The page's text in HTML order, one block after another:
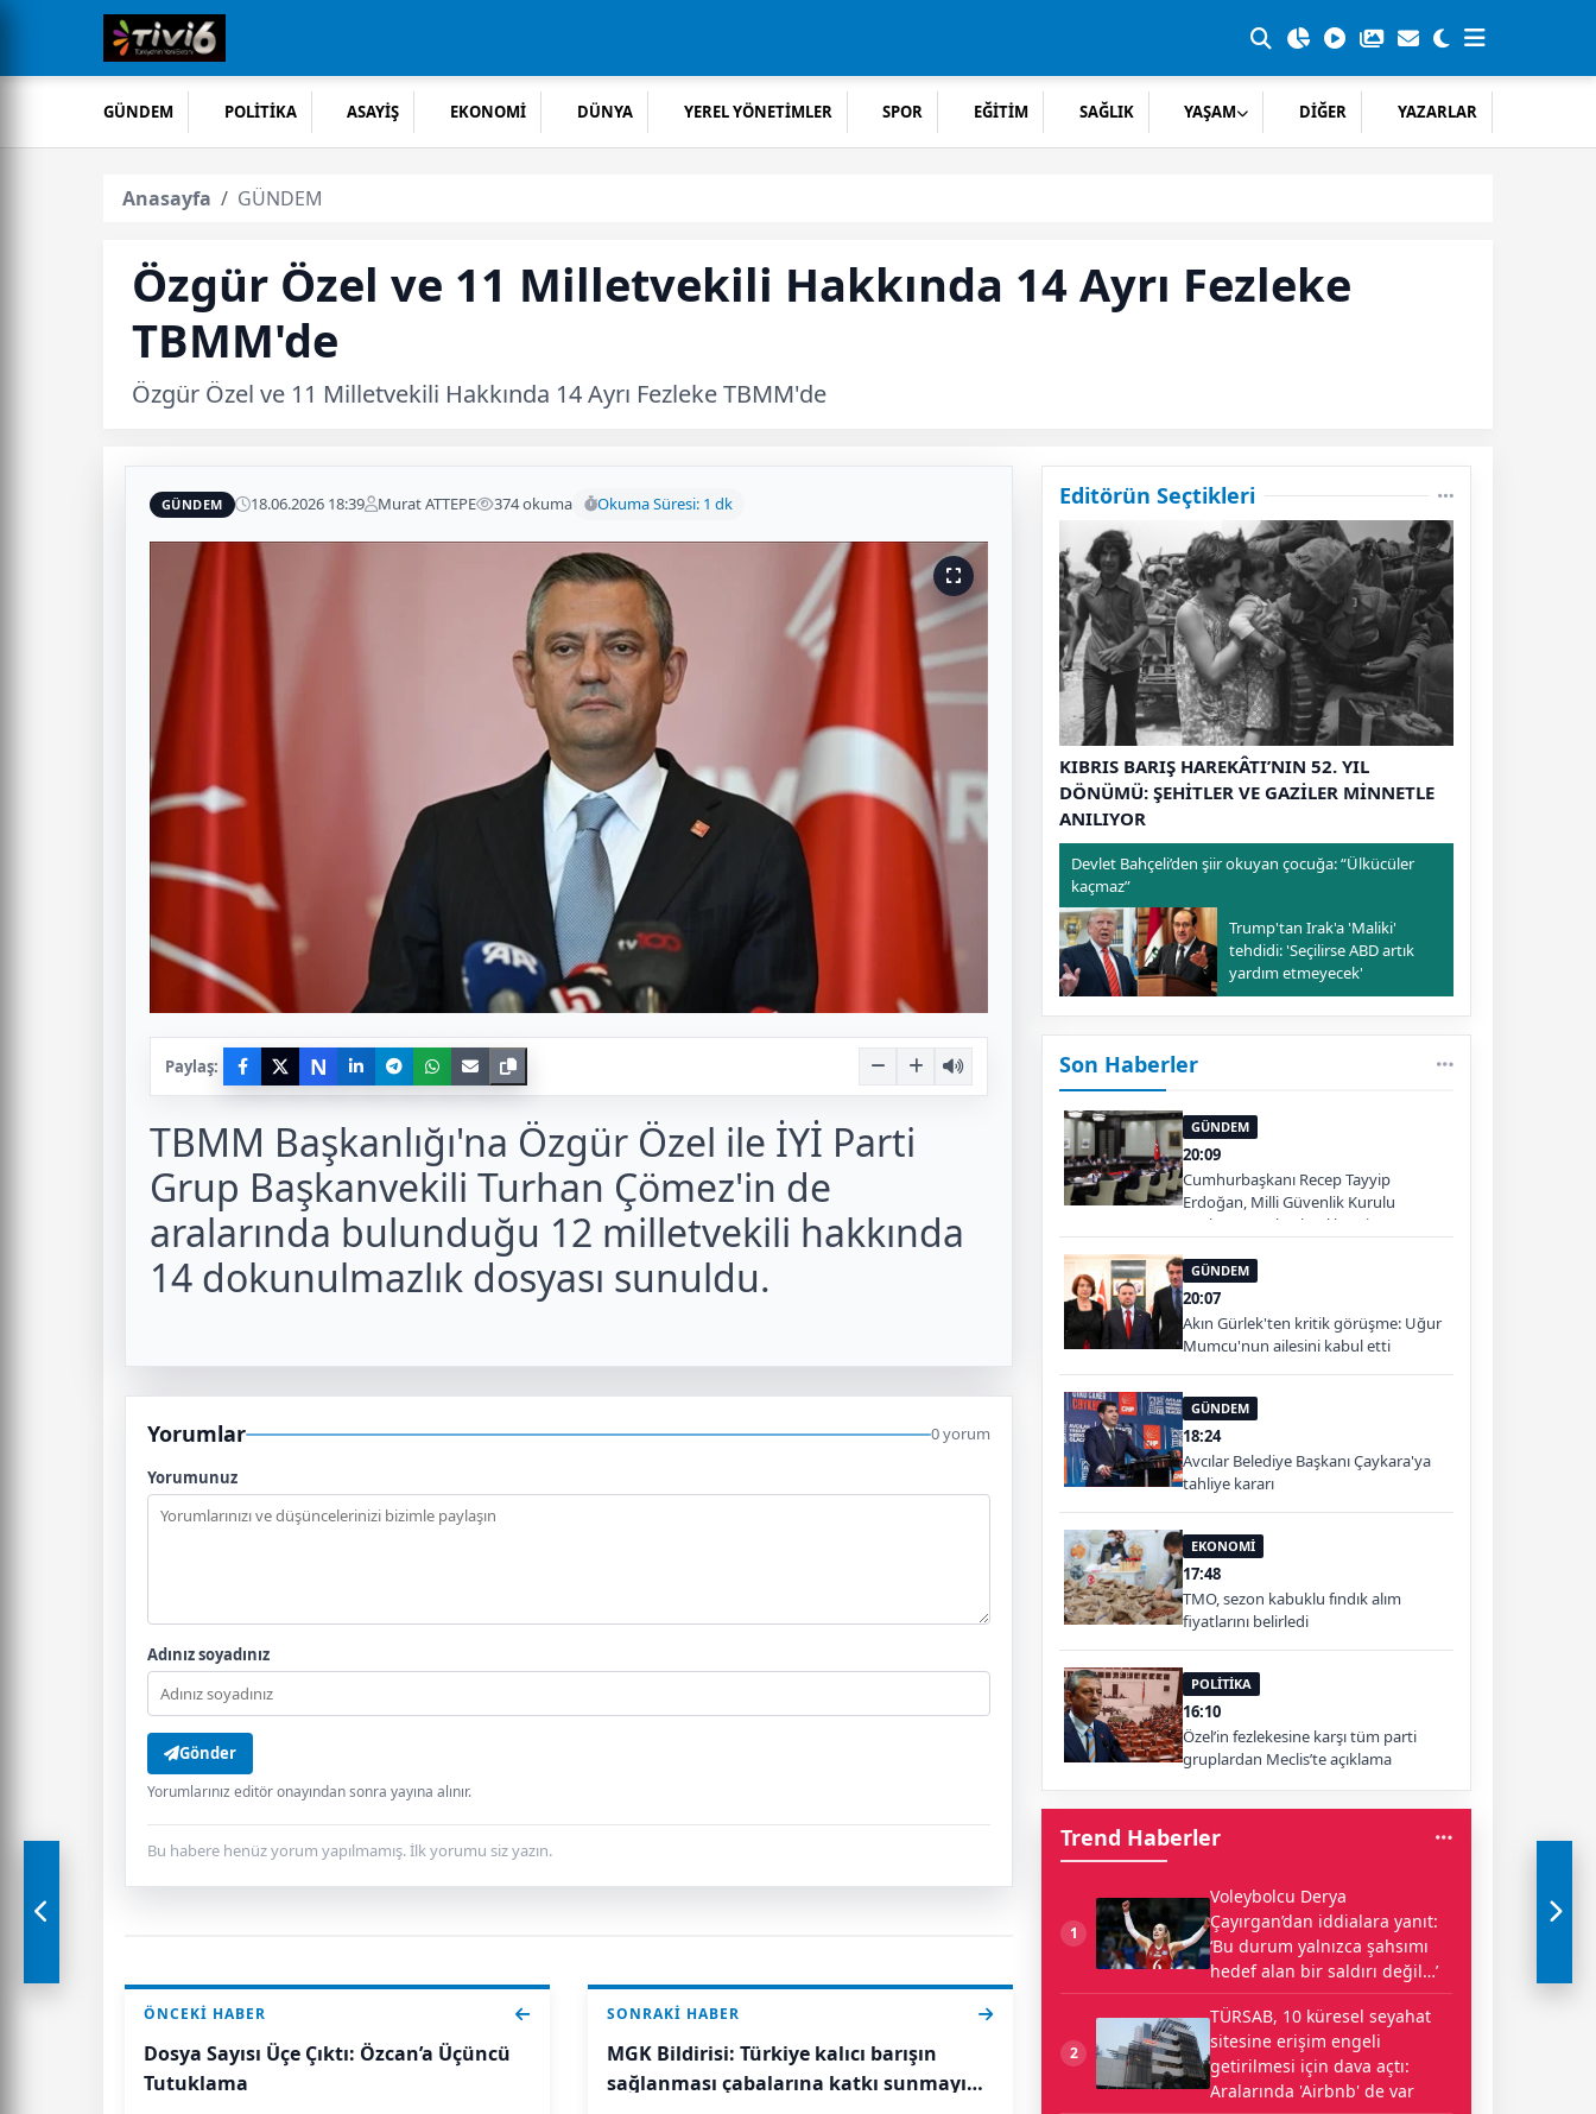
GÜNDEM POLİTİKA ASAYİŞ EKONOMİ DÜNYA YEREL YÖNETİMLER SPOR EĞİTİM SAĞLIK YAŞAM DİĞER YAZARLAR
Anasayfa GÜNDEM
Özgür Özel ve 11 Milletvekili Hakkında 14 Ayrı Fezleke
TBMM'de
Özgür Özel ve 11 Milletvekili Hakkında 14 Ayrı Fezleke TBMM'de
GÜNDEM 18.06.2026 18:39 Murat ATTEPE 374 okuma Okuma Süresi: 1 dk
Paylaş: N
TBMM Başkanlığı'na Özgür Özel ile İYİ Parti
Grup Başkanvekili Turhan Çömez'in de
aralarında bulunduğu 12 milletvekili hakkında
14 dokunulmazlık dosyası sunuldu.
Yorumlar 0 yorum
Yorumunuz
Adınız soyadınız
Gönder
Yorumlarınız editör onayından sonra yayına alınır.
Bu habere henüz yorum yapılmamış. İlk yorumu siz yazın.
ÖNCEKI HABER
Dosya Sayısı Üçe Çıktı: Özcan’a Üçüncü
Tutuklama
SONRAKI HABER
MGK Bildirisi: Türkiye kalıcı barışın
sağlanması çabalarına katkı sunmayı
Editörün Seçtikleri
KIBRIS BARIŞ HAREKÂTI’NIN 52. YIL
DÖNÜMÜ: ŞEHİTLER VE GAZİLER MİNNETLE
ANILIYOR
Devlet Bahçeli’den şiir okuyan çocuğa: “Ülkücüler
kaçmaz”
Trump'tan Irak'a 'Maliki'
tehdidi: 'Seçilirse ABD artık
yardım etmeyecek'
Son Haberler
GÜNDEM
20:09
Cumhurbaşkanı Recep Tayyip
Erdoğan, Milli Güvenlik Kurulu
Toplantısı'na başkanlık etti.
GÜNDEM
20:07
Akın Gürlek'ten kritik görüşme: Uğur
Mumcu'nun ailesini kabul etti
GÜNDEM
18:24
Avcılar Belediye Başkanı Çaykara'ya
tahliye kararı
EKONOMİ
17:48
TMO, sezon kabuklu fındık alım
fiyatlarını belirledi
POLİTİKA
16:10
Özel’in fezlekesine karşı tüm parti
gruplardan Meclis’te açıklama
Trend Haberler
1
Voleybolcu Derya
Çayırgan’dan iddialara yanıt:
‘Bu durum yalnızca şahsımı
hedef alan bir saldırı değil…’
2
TÜRSAB, 10 küresel seyahat
sitesine erişim engeli
getirilmesi için dava açtı:
Aralarında 'Airbnb' de var